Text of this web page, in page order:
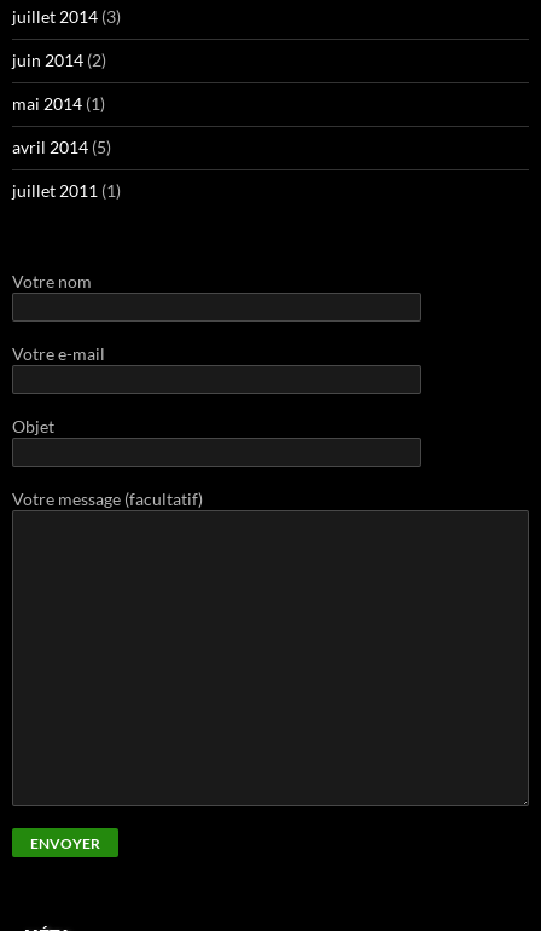
juillet 2014 (3)
juin 2014 (2)
mai 2014 (1)
avril 2014 (5)
juillet 2011 (1)
Votre nom
Votre e-mail
Objet
Votre message (facultatif)